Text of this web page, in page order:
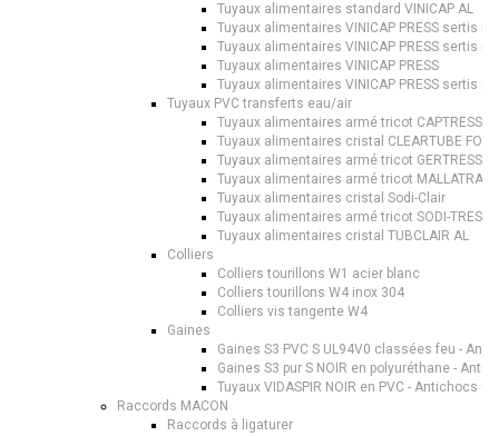
Tuyaux alimentaires standard VINICAP AL
Tuyaux alimentaires VINICAP PRESS sertis
Tuyaux alimentaires VINICAP PRESS sertis
Tuyaux alimentaires VINICAP PRESS
Tuyaux alimentaires VINICAP PRESS sertis
Tuyaux PVC transferts eau/air
Tuyaux alimentaires armé tricot CAPTRESS
Tuyaux alimentaires cristal CLEARTUBE
Tuyaux alimentaires armé tricot GERTRESS
Tuyaux alimentaires armé tricot MALLATRANS
Tuyaux alimentaires cristal Sodi-Clair
Tuyaux alimentaires armé tricot SODI-TRESS
Tuyaux alimentaires cristal TUBCLAIR AL
Colliers
Colliers tourillons W1 acier blanc
Colliers tourillons W4 inox 304
Colliers vis tangente W4
Gaines
Gaines S3 PVC S UL94V0 classées feu -
Gaines S3 pur S NOIR en polyuréthane -
Tuyaux VIDASPIR NOIR en PVC - Antichocs
Raccords MACON
Raccords à ligaturer